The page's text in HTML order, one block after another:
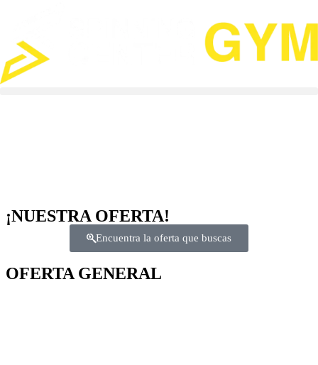
¡NUESTRA OFERTA!
Encuentra la oferta que buscas
OFERTA GENERAL